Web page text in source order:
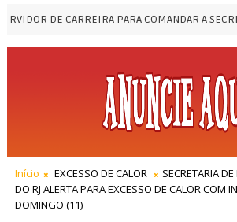
DE CARREIRA PARA COMANDAR A
Início EXCESSO DE CALOR
SECRETARIA
DO RJ ALERTA PARA EXCESSO DE CALOR COM
DOMINGO (11)